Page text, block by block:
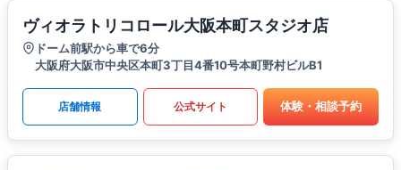
ヴィオラトリコロール大阪本町スタジオ店
ドーム前駅から車で6分
大阪府大阪市中央区本町3丁目4番10号本町野村ビルB1
店舗情報 公式サイト 体験・相談予約